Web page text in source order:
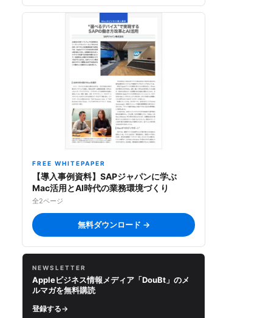
FREE WHITEPAPER
【導入事例資料】SAPジャパンに学ぶ
Mac活用とAI時代の業務環境づくり
全2ページ
無料ダウンロード →
NEWSLETTER
Appleビジネス情報メディア「DouBt」のメ
ルマガを無料購読
登録する→